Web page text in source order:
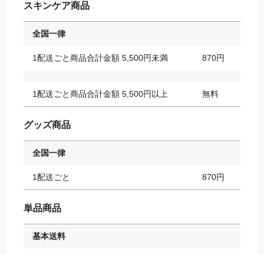
スキンケア商品
全国一律
1配送ごと商品合計金額 5,500円未満 870円
1配送ごと商品合計金額 5,500円以上 無料
グッズ商品
全国一律
1配送ごと 870円
単品商品
基本送料